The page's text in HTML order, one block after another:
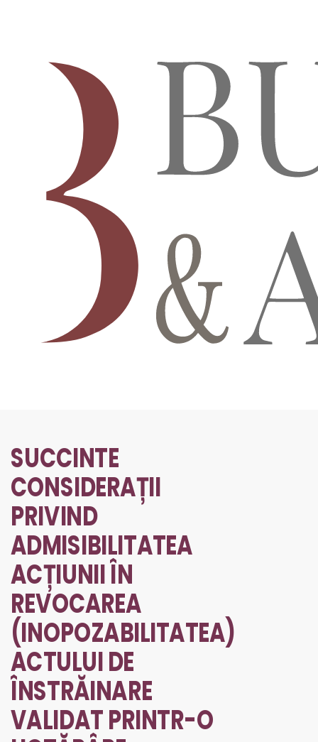
SUCCINTE
CONSIDERAȚII
PRIVIND
ADMISIBILITATEA
ACȚIUNII ÎN
REVOCAREA
(INOPOZABILITATEA)
ACTULUI DE
ÎNSTRĂINARE
VALIDAT PRINTR-O